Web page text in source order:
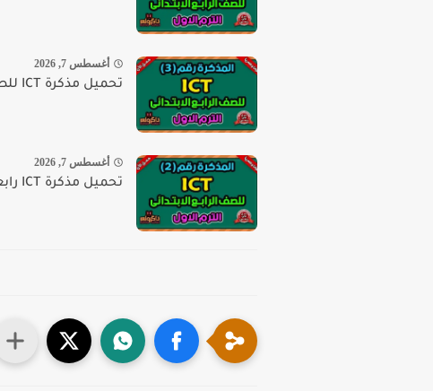
أغسطس 7, 2026
تحميل مذكرة ICT للصف الرابع الابتدائي الترم الاول سؤال وجواب
أغسطس 7, 2026
تحميل مذكرة ICT رابعة ابتدائي ترم أول 2026 PDF